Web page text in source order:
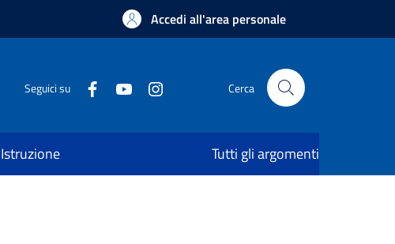
Accedi all'area personale
Seguici su Cerca
Istruzione Tutti gli argomenti